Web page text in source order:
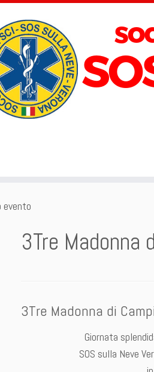
evento
3Tre Madonna
3Tre Madonna di
Giornata
SOS sulla Neve